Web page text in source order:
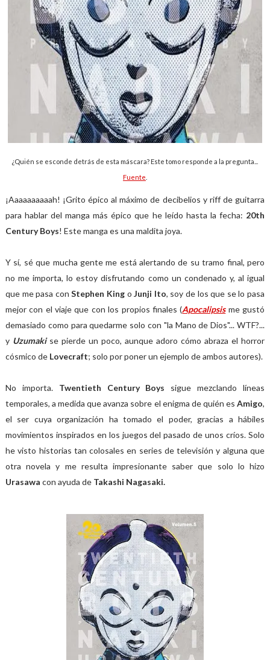
¿Quién se esconde detrás de esta máscara? Este tomo responde a la pregunta...
Fuente
¡Aaaaaaaaaah! ¡Grito épico al máximo de decibelios y riff de guitarra
para hablar del manga más épico que he leído hasta la fecha: 20th
Century Boys! Este manga es una maldita joya.
Y sí, sé que mucha gente me está alertando de su tramo final, pero
no me importa, lo estoy disfrutando como un condenado y, al igual
que me pasa conStephen KingoJunji Ito, soy de los que se lo pasa
mejor con el viaje que con los propios finales (Apocalipsis me gustó
demasiado como para quedarme solo con "la Mano de Dios"... WTF?...
y Uzumaki se pierde un poco, aunque adoro cómo abraza el horror
cósmico de Lovecraft; solo por poner un ejemplo de ambos autores).
No importa. Twentieth Century Boys sigue mezclando líneas
temporales, a medida que avanza sobre el enigma de quién esAmigo,
el ser cuya organización ha tomado el poder, gracias a hábiles
movimientos inspirados en los juegos del pasado de unos críos. Solo
he visto historias tan colosales en series de televisión y alguna que
otra novela y me resulta impresionante saber que solo lo hizo
Urasawa con ayuda de Takashi Nagasaki.